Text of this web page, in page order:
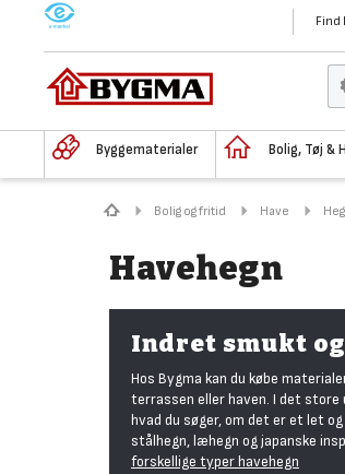
M Find
Byggematerialer Bolig, Tøj &
Bolig og fritid Have
Havehegn
Indret smukt
Hos Bygma kan du købe
terrassen eller haven. I det store
hvad du søger, om det er et let
stålhegn, læhegn og japanske
forskellige typer havehegn